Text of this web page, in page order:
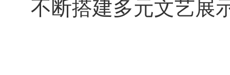
不断搭建多元文艺展